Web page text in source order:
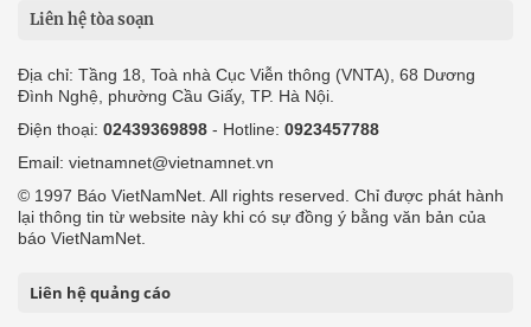
Liên hệ tòa soạn
Địa chỉ: Tầng 18, Toà nhà Cục Viễn thông (VNTA), 68 Dương
Đình Nghệ, phường Cầu Giấy, TP. Hà Nội.
Điện thoại: 02439369898 - Hotline: 0923457788
Email: vietnamnet@vietnamnet.vn
© 1997 Báo VietNamNet. All rights reserved. Chỉ được phát hành
lại thông tin từ website này khi có sự đồng ý bằng văn bản của
báo VietNamNet.
Liên hệ quảng cáo